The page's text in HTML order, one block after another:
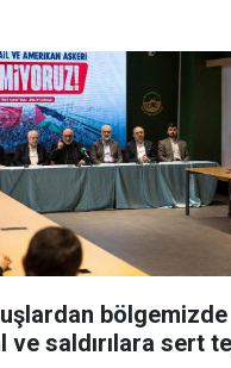
bölgemizde
ve saldırılara sert